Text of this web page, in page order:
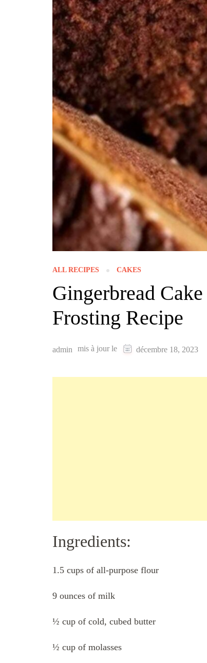
ALL RECIPES CAKES
Gingerbread
Frosting Recipe
admin mis à jour le décembre 18, 2023
Ingredients:
1.5 cups of all-purpose flour
9 ounces of milk
½ cup of cold, cubed butter
½ cup of molasses